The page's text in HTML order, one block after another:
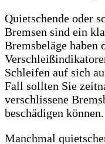
Quietschende oder
Bremsen sind ein
Bremsbeläge haben
Schleifen auf sich
Fall sollten Sie
verschlissene
beschädigen können.
Manchmal